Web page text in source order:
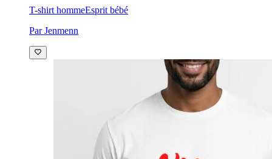
T-shirt hommeEsprit bébé
Par Jenmenn